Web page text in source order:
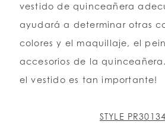
LISTA DE DESEOS
ESPAÑOL INGLES
vestido de quinceañera
ayudará a determinar otras
colores y el maquillaje, el
accesorios de la quinceañera.
el vestido es tan importante!
STYLE PR30134